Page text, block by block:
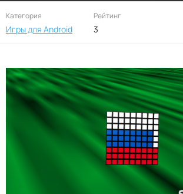
Категория
Игры для Android
Рейтинг
3